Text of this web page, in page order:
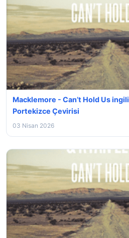
Macklemore - Can’t Hold Us
Portekizce Çevirisi
03 Nisan 2026